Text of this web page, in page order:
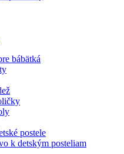
bábätká
postele
k detským posteliam